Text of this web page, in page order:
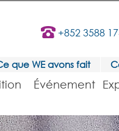
+852 3588
que WE avons fait
Événement